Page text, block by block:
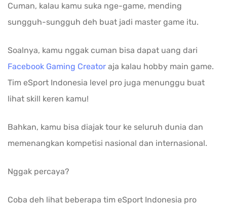
Cuman, kalau kamu suka nge-game, mending
sungguh-sungguh deh buat jadi master game itu.
Soalnya, kamu nggak cuman bisa dapat uang dari
Facebook Gaming Creator aja kalau hobby main game.
Tim eSport Indonesia level pro juga menunggu buat
lihat skill keren kamu!
Bahkan, kamu bisa diajak tour ke seluruh dunia dan
memenangkan kompetisi nasional dan internasional.
Nggak percaya?
Coba deh lihat beberapa tim eSport Indonesia pro